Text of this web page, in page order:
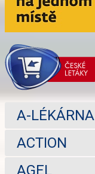
A-LÉKÁRNA
ACTION
AGEL